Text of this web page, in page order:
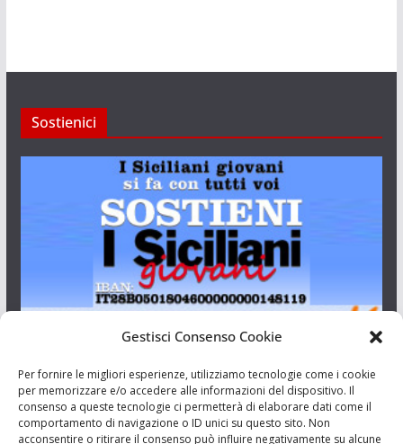
Gestisci Consenso Cookie
Per fornire le migliori esperienze, utilizziamo tecnologie come i cookie
per memorizzare e/o accedere alle informazioni del dispositivo. Il
consenso a queste tecnologie ci permetterà di elaborare dati come il
comportamento di navigazione o ID unici su questo sito. Non
acconsentire o ritirare il consenso può influire negativamente su alcune
Sostienici
Aut. del tribunale di Catania n.23/2011 del 20/09/2011 Dir.
Resp. Riccardo Orioles.